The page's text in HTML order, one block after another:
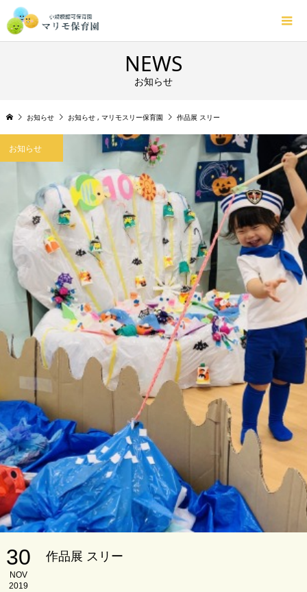
NEWS
お知らせ
お知らせ お知らせ , マリモスリー保育園 作品展 スリー
お知らせ
30
NOV
2019
作品展 スリー